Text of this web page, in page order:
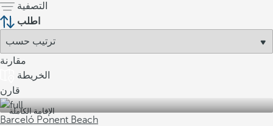
التصفية
اطلب
مقارنة
الخريطة
قارن
الإقامة الكاملة
Barceló Ponent Beach